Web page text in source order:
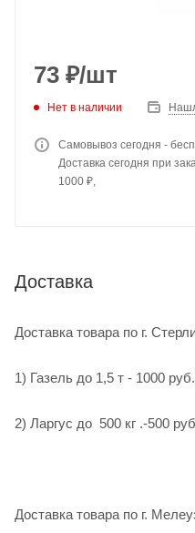
73 ₽/шт
Нет в наличии
Самовывоз сегодня -
Доставка сегодня при
1000 ₽,
Доставка
Доставка товара по г.
1) Газель до 1,5 т - 1000 руб.
2) Ларгус до 500 кг .-500
Доставка товара по г.